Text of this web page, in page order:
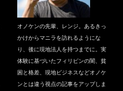
オノケンの先輩、レンジ。あるきっ
かけからマニラを訪れるようにな
り、後に現地法人を持つまでに。実
体験に基づいたフィリピンの闇、貧
困と格差、現地ビジネスなどオノケ
ンとは違う視点の記事をアップしま